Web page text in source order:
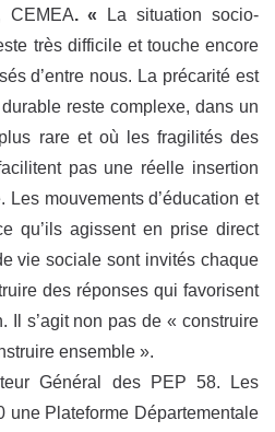
CEMEA. «
La situation socio-
très difficile et touche encore
d’entre nous. La précarité est
reste complexe, dans un
rare et où les fragilités des
pas une réelle insertion
mouvements d’éducation et
qu’ils agissent en prise direct
vie sociale sont invités chaque
des réponses qui favorisent
Il s’agit non pas de « construire
ensemble ».
Général des PEP 58. Les
Plateforme Départementale